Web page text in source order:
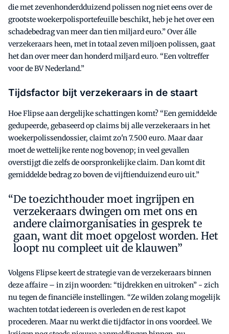
die met zevenhonderdduizend polissen nog niet eens over de
grootste woekerpolisportefeuille beschikt, heb je het over een
schadebedrag van meer dan tien miljard euro.” Over álle
verzekeraars heen, met in totaal zeven miljoen polissen, gaat
het dan over meer dan honderd miljard euro. “Een voltreffer
voor de BV Nederland.”
Tijdsfactor bijt verzekeraars in de staart
Hoe Flipse aan dergelijke schattingen komt? “Een gemiddelde
gedupeerde, gebaseerd op claims bij alle verzekeraars in het
woekerpolissendossier, claimt zo'n 7.500 euro. Maar daar
moet de wettelijke rente nog bovenop; in veel gevallen
overstijgt die zelfs de oorspronkelijke claim. Dan komt dit
gemiddelde bedrag zo boven de vijftienduizend euro uit.”
De toezichthouder moet ingrijpen en
verzekeraars dwingen om met ons en
andere claimorganisaties in gesprek te
gaan, want dit moet opgelost worden. Het
loopt nu compleet uit de klauwen”
Volgens Flipse keert de strategie van de verzekeraars binnen
deze affaire – in zijn woorden: “tijdrekken en uitroken” - zich
nu tegen de financiële instellingen. “Ze wilden zolang mogelijk
wachten totdat iedereen is overleden en de rest kapot
procederen. Maar nu werkt die tijdfactor in ons voordeel. We